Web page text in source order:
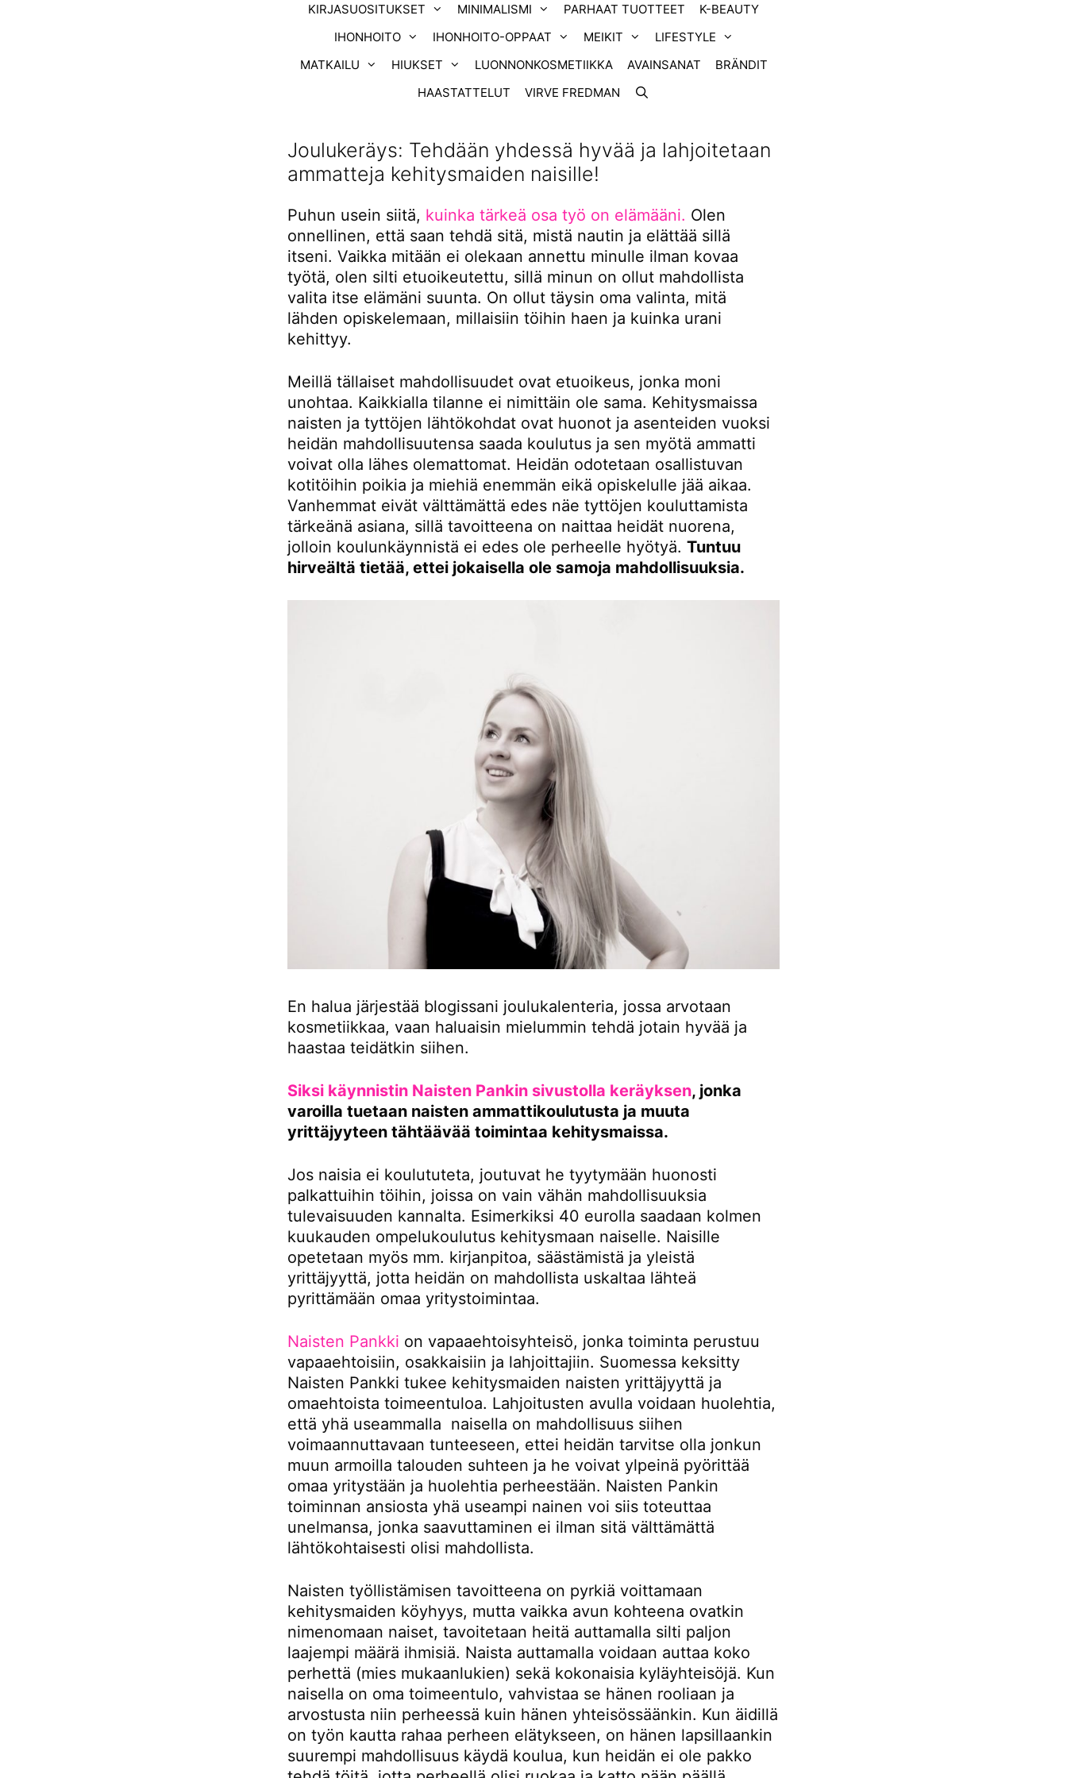
KIRJASUOSITUKSET MINIMALISMI PARHAAT TUOTTEET
K-BEAUTY
IHONHOITO
IHONHOITO-OPPAAT MEIKIT
LIFESTYLE
MATKAILU
HIUKSET LUONNONKOSMETIIKKA AVAINSANAT
BRÄNDIT
HAASTATTELUT
VIRVE FREDMAN
Joulukeräys: Tehdään yhdessä hyvää ja lahjoitetaan
ammatteja kehitysmaiden naisille!
Puhun usein siitä, kuinka tärkeä osa työ on elämääni. Olen
onnellinen, että saan tehdä sitä, mistä nautin ja elättää sillä
itseni. Vaikka mitään ei olekaan annettu minulle ilman kovaa
työtä, olen silti etuoikeutettu, sillä minun on ollut mahdollista
valita itse elämäni suunta. On ollut täysin oma valinta, mitä
lähden opiskelemaan, millaisiin töihin haen ja kuinka urani
kehittyy.
Meillä tällaiset mahdollisuudet ovat etuoikeus, jonka moni
unohtaa. Kaikkialla tilanne ei nimittäin ole sama. Kehitysmaissa
naisten ja tyttöjen lähtökohdat ovat huonot ja asenteiden vuoksi
heidän mahdollisuutensa saada koulutus ja sen myötä ammatti
voivat olla lähes olemattomat. Heidän odotetaan osallistuvan
kotitöihin poikia ja miehiä enemmän eikä opiskelulle jää aikaa.
Vanhemmat eivät välttämättä edes näe tyttöjen kouluttamista
tärkeänä asiana, sillä tavoitteena on naittaa heidät nuorena,
jolloin koulunkäynnistä ei edes ole perheelle hyötyä. Tuntuu
hirveältä tietää, ettei jokaisella ole samoja mahdollisuuksia.
En halua järjestää blogissani joulukalenteria, jossa arvotaan
kosmetiikkaa, vaan haluaisin mielummin tehdä jotain hyvää ja
haastaa teidätkin siihen.
Siksi käynnistin Naisten Pankin sivustolla keräyksen, jonka
varoilla tuetaan naisten ammattikoulutusta ja muuta
yrittäjyyteen tähtäävää toimintaa kehitysmaissa.
Jos naisia ei koulututeta, joutuvat he tyytymään huonosti
palkattuihin töihin, joissa on vain vähän mahdollisuuksia
tulevaisuuden kannalta. Esimerkiksi 40 eurolla saadaan kolmen
kuukauden ompelukoulutus kehitysmaan naiselle. Naisille
opetetaan myös mm. kirjanpitoa, säästämistä ja yleistä
yrittäjyyttä, jotta heidän on mahdollista uskaltaa lähteä
pyrittämään omaa yritystoimintaa.
Naisten Pankki on vapaaehtoisyhteisö, jonka toiminta perustuu
vapaaehtoisiin, osakkaisiin ja lahjoittajiin. Suomessa keksitty
Naisten Pankki tukee kehitysmaiden naisten yrittäjyyttä ja
omaehtoista toimeentuloa. Lahjoitusten avulla voidaan huolehtia,
että yhä useammalla naisella on mahdollisuus siihen
voimaannuttavaan tunteeseen, ettei heidän tarvitse olla jonkun
muun armoilla talouden suhteen ja he voivat ylpeinä pyörittää
omaa yritystään ja huolehtia perheestään. Naisten Pankin
toiminnan ansiosta yhä useampi nainen voi siis toteuttaa
unelmansa, jonka saavuttaminen ei ilman sitä välttämättä
lähtökohtaisesti olisi mahdollista.
Naisten työllistämisen tavoitteena on pyrkiä voittamaan
kehitysmaiden köyhyys, mutta vaikka avun kohteena ovatkin
nimenomaan naiset, tavoitetaan heitä auttamalla silti paljon
laajempi määrä ihmisiä. Naista auttamalla voidaan auttaa koko
perhettä (mies mukaanlukien) sekä kokonaisia kyläyhteisöjä. Kun
naisella on oma toimeentulo, vahvistaa se hänen rooliaan ja
arvostusta niin perheessä kuin hänen yhteisössäänkin. Kun äidillä
on työn kautta rahaa perheen elätykseen, on hänen lapsillaankin
suurempi mahdollisuus käydä koulua, kun heidän ei ole pakko